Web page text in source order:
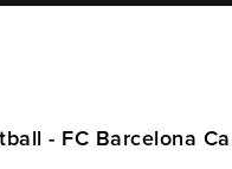
- FC Barcelona